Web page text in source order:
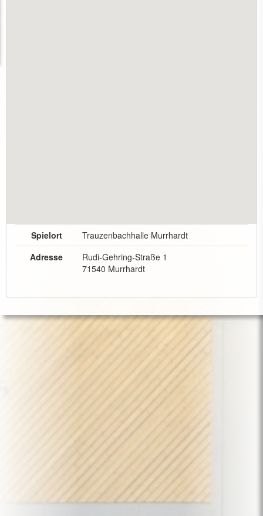
Spielort
Trauzenbachhalle Murrhardt
Adresse
Rudi-Gehring-Straße 1
71540 Murrhardt